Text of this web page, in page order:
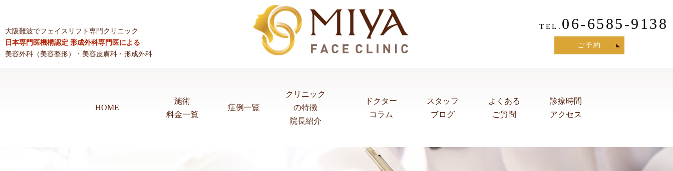
大阪難波でフェイスリフト専門クリニック
日本専門医機構認定 形成外科専門医による
美容外科（美容整形）・美容皮膚科・形成外科
TEL. 06-6585-9138
ご予約
HOME
施術
料金一覧
症例一覧
クリニック
の特徴
院長紹介
ドクター
コラム
スタッフ
ブログ
よくある
ご質問
診療時間
アクセス